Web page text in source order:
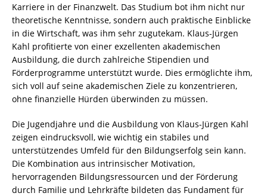
Karriere in der Finanzwelt. Das Studium bot ihm nicht nur
theoretische Kenntnisse, sondern auch praktische Einblicke
in die Wirtschaft, was ihm sehr zugutekam. Klaus-Jürgen
Kahl profitierte von einer exzellenten akademischen
Ausbildung, die durch zahlreiche Stipendien und
Förderprogramme unterstützt wurde. Dies ermöglichte ihm,
sich voll auf seine akademischen Ziele zu konzentrieren,
ohne finanzielle Hürden überwinden zu müssen.
Die Jugendjahre und die Ausbildung von Klaus-Jürgen Kahl
zeigen eindrucksvoll, wie wichtig ein stabiles und
unterstützendes Umfeld für den Bildungserfolg sein kann.
Die Kombination aus intrinsischer Motivation,
hervorragenden Bildungsressourcen und der Förderung
durch Familie und Lehrkräfte bildeten das Fundament für